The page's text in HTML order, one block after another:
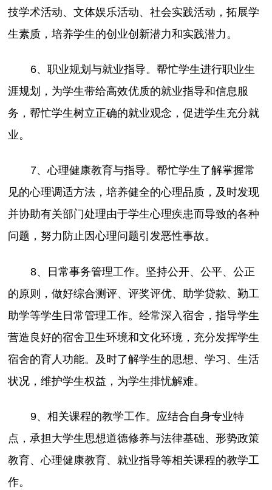
技学术活动、文体娱乐活动、社会实践活动，拓展学
生素质，培养学生的创业创新潜力和实践潜力。
6、职业规划与就业指导。帮忙学生进行职业生
涯规划，为学生带给高效优质的就业指导和信息服
务，帮忙学生树立正确的就业观念，促进学生充分就
业。
7、心理健康教育与指导。帮忙学生了解掌握常
见的心理调适方法，培养健全的心理品质，及时发现
并协助有关部门处理由于学生心理疾患而导致的各种
问题，努力防止因心理问题引发恶性事故。
8、日常事务管理工作。坚持公开、公平、公正
的原则，做好综合测评、评奖评优、助学贷款、勤工
助学等学生日常管理工作。经常深入宿舍，指导学生
营造良好的宿舍卫生环境和文化环境，充分发挥学生
宿舍的育人功能。及时了解学生的思想、学习、生活
状况，维护学生权益，为学生排忧解难。
9、相关课程的教学工作。应结合自身专业特
点，承担大学生思想道德修养与法律基础、形势政策
教育、心理健康教育、就业指导等相关课程的教学工
作。